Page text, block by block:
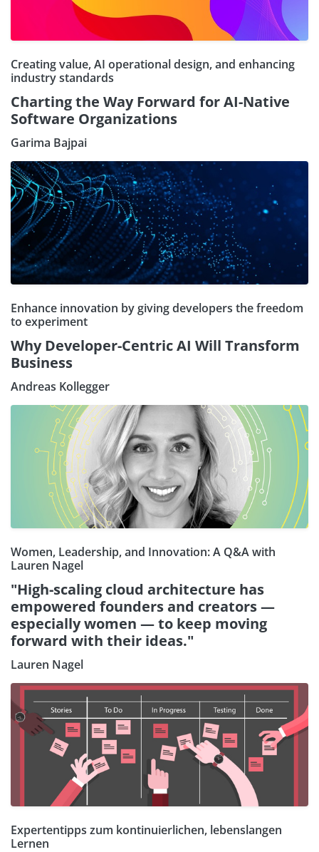
Creating value, AI operational design, and enhancing
industry standards
Charting the Way Forward for AI-Native
Software Organizations
Garima Bajpai
Enhance innovation by giving developers the freedom
to experiment
Why Developer-Centric AI Will Transform
Business
Andreas Kollegger
Women, Leadership, and Innovation: A Q&A with
Lauren Nagel
"High-scaling cloud architecture has
empowered founders and creators —
especially women — to keep moving
forward with their ideas."
Lauren Nagel
Expertentipps zum kontinuierlichen, lebenslangen
Lernen